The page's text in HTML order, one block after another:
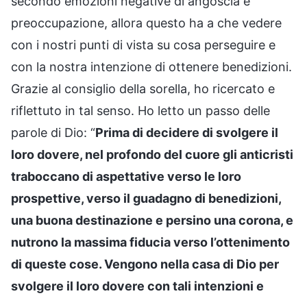
preoccupazione, allora questo ha a che vedere
con i nostri punti di vista su cosa perseguire e
con la nostra intenzione di ottenere benedizioni.
Grazie al consiglio della sorella, ho ricercato e
riflettuto in tal senso. Ho letto un passo delle
parole di Dio: “Prima di decidere di svolgere il
loro dovere, nel profondo del cuore gli anticristi
traboccano di aspettative verso le loro
prospettive, verso il guadagno di benedizioni,
una buona destinazione e persino una corona, e
nutrono la massima fiducia verso l’ottenimento
di queste cose. Vengono nella casa di Dio per
svolgere il loro dovere con tali intenzioni e